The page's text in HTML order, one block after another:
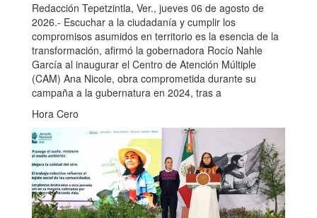
Redacción Tepetzintla, Ver., jueves 06 de agosto de
2026.- Escuchar a la ciudadanía y cumplir los
compromisos asumidos en territorio es la esencia de la
transformación, afirmó la gobernadora Rocío Nahle
García al inaugurar el Centro de Atención Múltiple
(CAM) Ana Nicole, obra comprometida durante su
campaña a la gubernatura en 2024, tras a
Hora Cero